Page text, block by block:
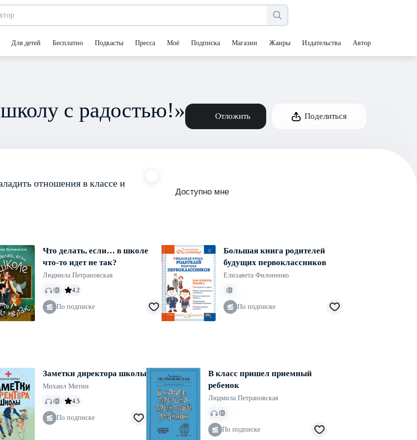
Для детей Бесплатно Подкасты Пресса Моё Подписка Магазин Жанры Издательства Авторы
с радостью!» Отложить Поделиться
отношения в классе и
Доступно мне
Что делать, если… в школе
что-то идет не так?
Людмила Петрановская
4.2
По подписке
Большая книга родителей
будущих первоклассников
Елизавета Филоненко
По подписке
Заметки директора школы
Михаил Митин
4.5
По подписке
В класс пришел приемный
ребенок
Людмила Петрановская
По подписке